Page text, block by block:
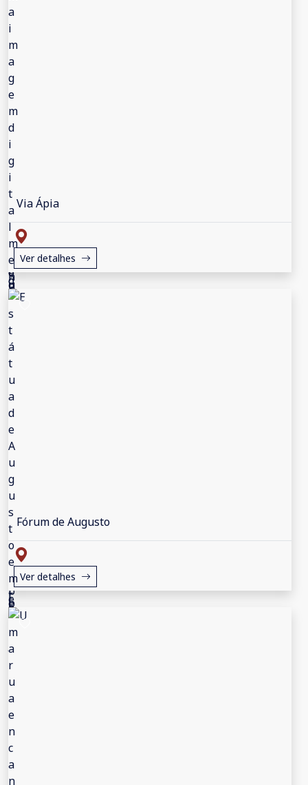
Via Ápia
Ver detalhes
Fórum de Augusto
Ver detalhes